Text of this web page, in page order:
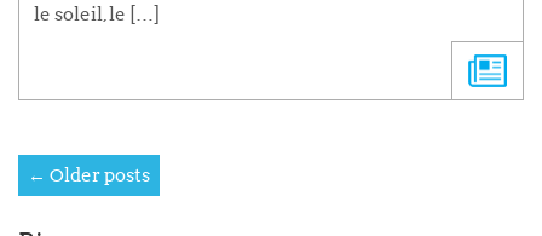
le soleil, le […]
← Older posts